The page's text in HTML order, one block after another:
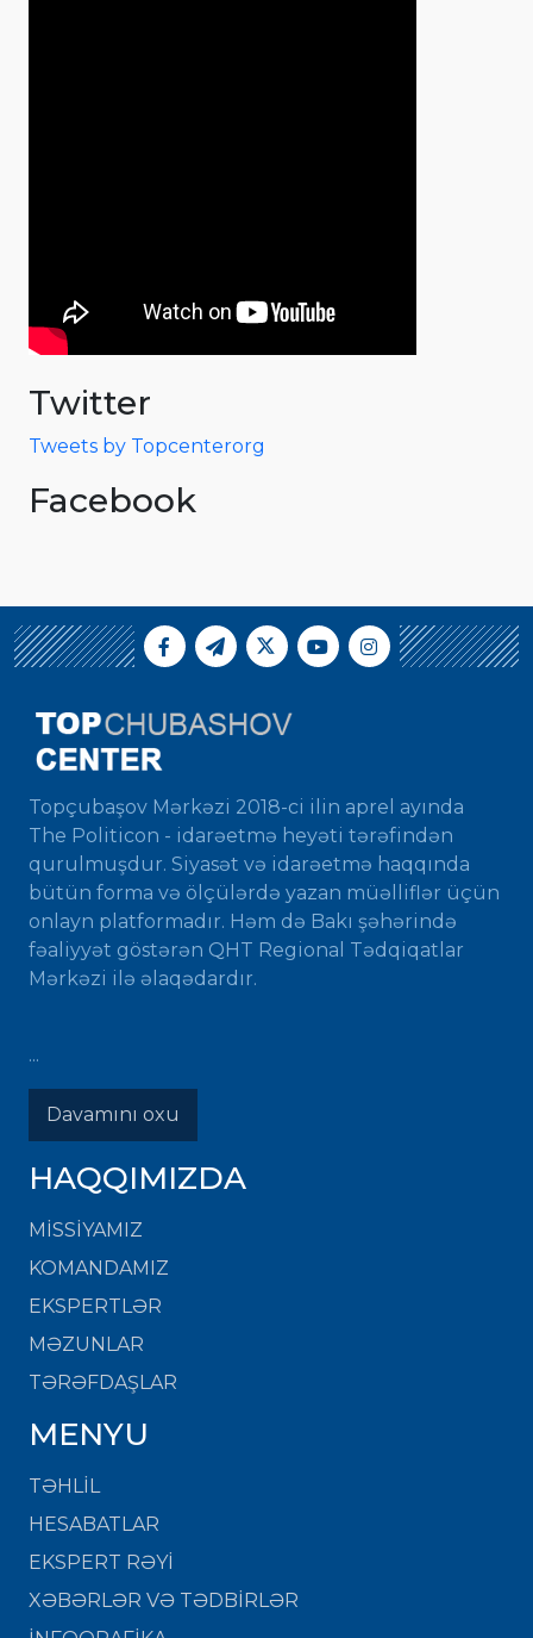
Twitter
Tweets by Topcenterorg
Facebook
Topçubaşov Mərkəzi 2018-ci ilin aprel ayında
The Politicon - idarəetmə heyəti tərəfindən
qurulmuşdur. Siyasət və idarəetmə haqqında
bütün forma və ölçülərdə yazan müəlliflər üçün
onlayn platformadır. Həm də Bakı şəhərində
fəaliyyət göstərən QHT Regional Tədqiqatlar
Mərkəzi ilə əlaqədardır.
...
Davamını oxu
HAQQIMIZDA
MISSIYAMIZ
KOMANDAMIZ
EKSPERTLƏR
MƏZUNLAR
TƏRƏFDAŞLAR
MENYU
TƏHLİL
HESABATLAR
EKSPERT RƏYİ
XƏBƏRLƏR VƏ TƏDBİRLƏR